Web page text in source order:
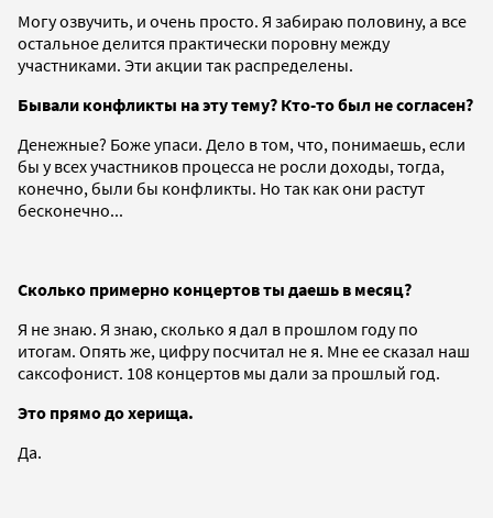
Могу озвучить, и очень просто. Я забираю половину, а все
остальное делится практически поровну между
участниками. Эти акции так распределены.
Бывали конфликты на эту тему? Кто-то был не согласен?
Денежные? Боже упаси. Дело в том, что, понимаешь, если
бы у всех участников процесса не росли доходы, тогда,
конечно, были бы конфликты. Но так как они растут
бесконечно...
Сколько примерно концертов ты даешь в месяц?
Я не знаю. Я знаю, сколько я дал в прошлом году по
итогам. Опять же, цифру посчитал не я. Мне ее сказал наш
саксофонист. 108 концертов мы дали за прошлый год.
Это прямо до херища.
Да.